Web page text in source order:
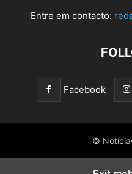
Entre em contacto:
Facebook
©